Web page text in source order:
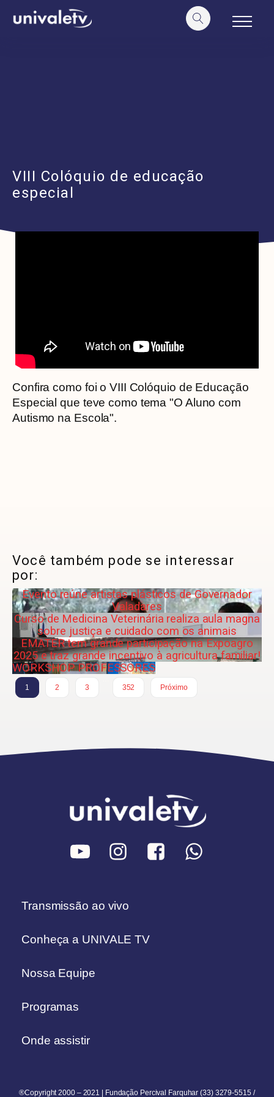
conteúdo
VIII Colóquio de educação
especial
Confira como foi o VIII Colóquio de Educação
Especial que teve como tema "O Aluno com
Autismo na Escola".
Você também pode se interessar
por:
Evento reúne artistas plásticos de Governador
Valadares
Curso de Medicina Veterinária realiza aula magna
sobre justiça e cuidado com os animais
EMATER tem grande participação na Expoagro
2025 e traz grande incentivo à agricultura familiar!
WORKSHOP PROFESSORES
1 2 3
352
Próximo
Transmissão ao vivo
Conheça a UNIVALE TV
Nossa Equipe
Programas
Onde assistir
®Copyright 2000 – 2021 | Fundação Percival Farquhar (33) 3279-5515 /